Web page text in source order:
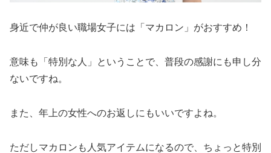
身近で仲が良い職場女子には「マカロン」がおすすめ！
意味も「特別な人」ということで、普段の感謝にも申し分
ないですね。
また、年上の女性へのお返しにもいいですよね。
ただしマカロンも人気アイテムになるので、ちょっと特別